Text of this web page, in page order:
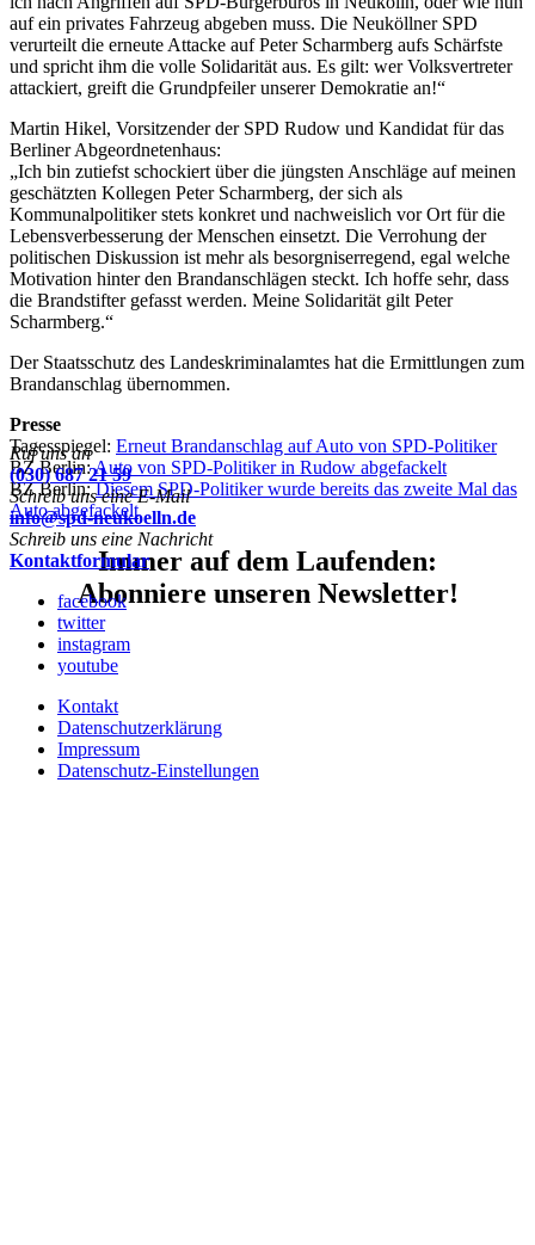
auf ein privates Fahrzeug abgeben muss. Die Neuköllner SPD
verurteilt die erneute Attacke auf Peter Scharmberg aufs Schärfste
und spricht ihm die volle Solidarität aus. Es gilt: wer Volksvertreter
attackiert, greift die Grundpfeiler unserer Demokratie an!“
Martin Hikel, Vorsitzender der SPD Rudow und Kandidat für das
Berliner Abgeordnetenhaus:
„Ich bin zutiefst schockiert über die jüngsten Anschläge auf meinen
geschätzten Kollegen Peter Scharmberg, der sich als
Kommunalpolitiker stets konkret und nachweislich vor Ort für die
Lebensverbesserung der Menschen einsetzt. Die Verrohung der
politischen Diskussion ist mehr als besorgniserregend, egal welche
Motivation hinter den Brandanschlägen steckt. Ich hoffe sehr, dass
die Brandstifter gefasst werden. Meine Solidarität gilt Peter
Scharmberg.“
Der Staatsschutz des Landeskriminalamtes hat die Ermittlungen zum
Brandanschlag übernommen.
Presse
Tagesspiegel: Erneut Brandanschlag auf Auto von SPD-Politiker
BZ Berlin:Auto von SPD-Politiker in Rudow abgefackelt
BZ Berlin:Diesem SPD-Politiker wurde bereits das zweite Mal das
Auto abgefackelt
Immer auf dem Laufenden:
Abonniere unseren Newsletter!
Ruf uns an
(030) 687 21 59
Schreib uns eine E-Mail
info@spd-neukoelln.de
Schreib uns eine Nachricht
Kontaktformular
facebook
twitter
instagram
youtube
Kontakt
Datenschutzerklärung
Impressum
Datenschutz-Einstellungen